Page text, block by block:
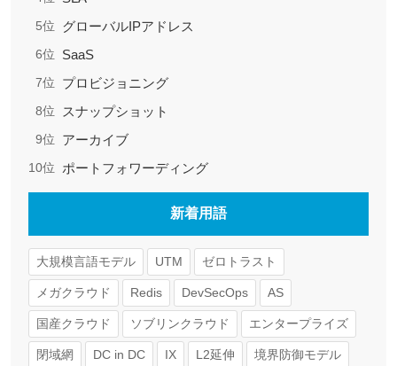
5位 グローバルIPアドレス
6位 SaaS
7位 プロビジョニング
8位 スナップショット
9位 アーカイブ
10位 ポートフォワーディング
新着用語
大規模言語モデル UTM ゼロトラスト
メガクラウド Redis DevSecOps AS
国産クラウド ソブリンクラウド エンタープライズ
閉域網 DC in DC IX L2延伸 境界防御モデル